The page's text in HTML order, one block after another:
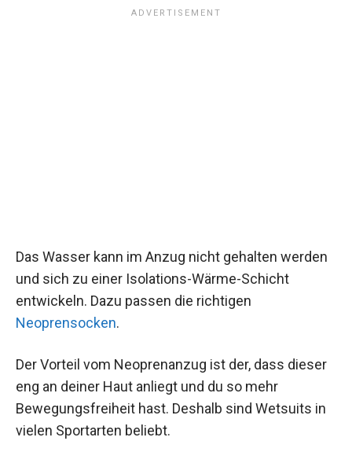
Das Wasser kann im Anzug nicht gehalten werden
und sich zu einer Isolations-Wärme-Schicht
entwickeln. Dazu passen die richtigen
Neoprensocken.
Der Vorteil vom Neoprenanzug ist der, dass dieser
eng an deiner Haut anliegt und du so mehr
Bewegungsfreiheit hast. Deshalb sind Wetsuits in
vielen Sportarten beliebt.